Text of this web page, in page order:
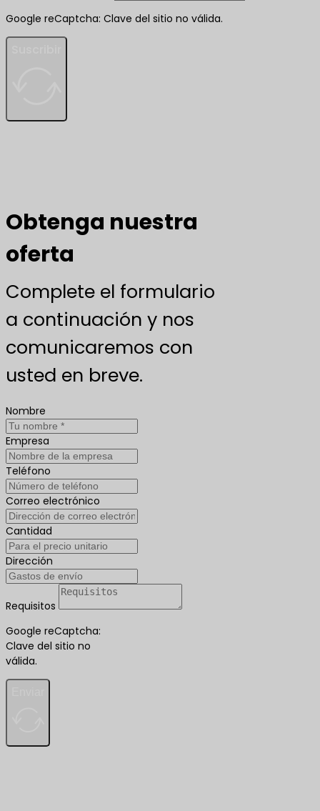
Google reCaptcha: Clave del sitio no válida.
Obtenga nuestra
oferta
Complete el formulario
a continuación y nos
comunicaremos con
usted en breve.
Nombre
Empresa
Teléfono
Correo electrónico
Cantidad
Dirección
Requisitos
Google reCaptcha:
Clave del sitio no
válida.